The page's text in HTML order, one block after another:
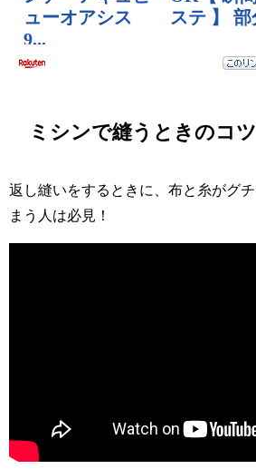
ミシンで縫うときのコツ
返し縫いをするときに、布と糸がグ
まう人は必見！